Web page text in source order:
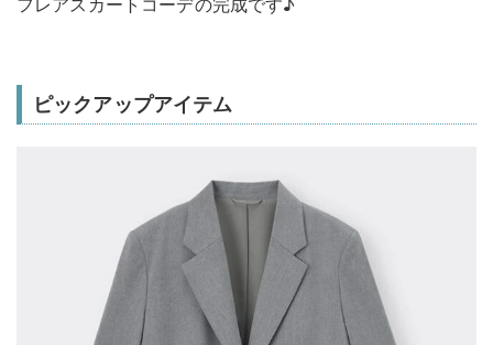
フレアスカートコーデの完成です♪
ピックアップアイテム